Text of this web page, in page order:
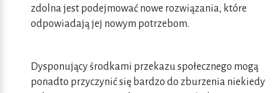
zdolna jest podejmować nowe rozwiązania, które
odpowiadają jej nowym potrzebom.
Dysponujący środkami przekazu społecznego mogą
ponadto przyczynić się bardzo do zburzenia niekiedy